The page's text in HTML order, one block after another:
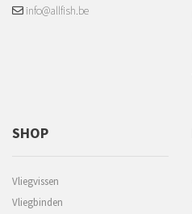
info@allfish.be
SHOP
Vliegvissen
Vliegbinden